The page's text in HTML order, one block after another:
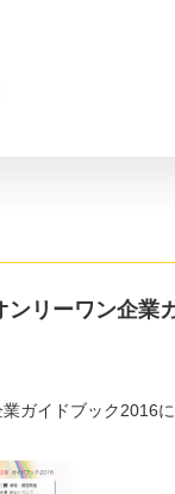
ンリーワン企業
ガイドブック2016